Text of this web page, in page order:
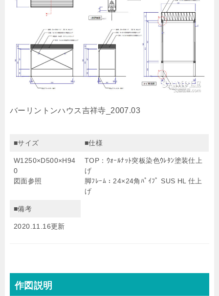
バーリントンハウス吉祥寺_2007.03
■サイズ ■仕様
W1250×D500×H94
0
図面参照
TOP：ｳｫｰﾙﾅｯﾄ突板染色ｳﾚﾀﾝ塗装仕上
げ
脚ﾌﾚｰﾑ：24×24角ﾊﾟｲﾌﾟ SUS HL 仕上
げ
■備考
2020.11.16更新
作図説明